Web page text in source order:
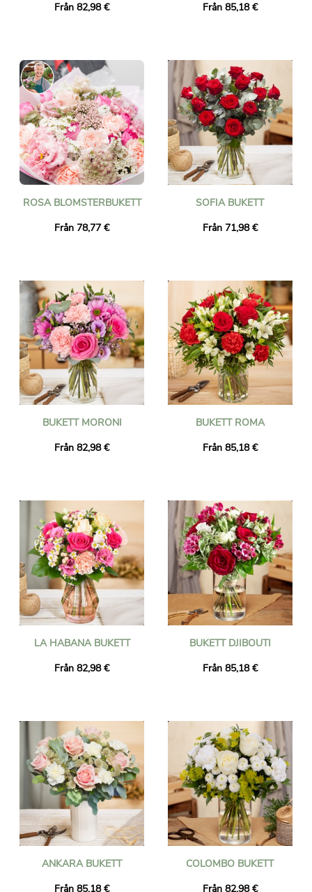
Från 82,98 €
Från 85,18 €
ROSA BLOMSTERBUKETT
Från 78,77 €
SOFIA BUKETT
Från 71,98 €
BUKETT MORONI
Från 82,98 €
BUKETT ROMA
Från 85,18 €
LA HABANA BUKETT
Från 82,98 €
BUKETT DJIBOUTI
Från 85,18 €
ANKARA BUKETT
Från 85,18 €
COLOMBO BUKETT
Från 82,98 €